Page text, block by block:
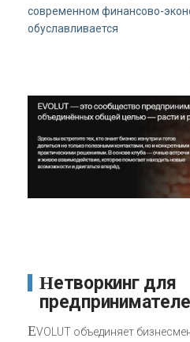
современном финансово-
обуславливается
Нетворкинг для
EVOLUT объединяет